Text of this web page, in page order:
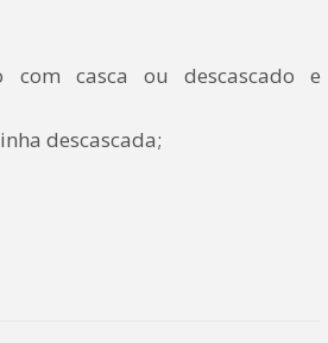
casca ou descascado e
descascada;